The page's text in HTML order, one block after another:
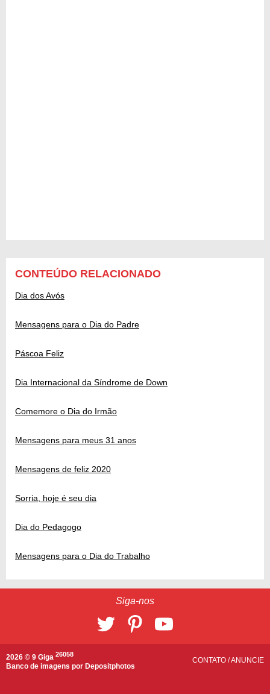
CONTEÚDO RELACIONADO
Dia dos Avós
Mensagens para o Dia do Padre
Páscoa Feliz
Dia Internacional da Síndrome de Down
Comemore o Dia do Irmão
Mensagens para meus 31 anos
Mensagens de feliz 2020
Sorria, hoje é seu dia
Dia do Pedagogo
Mensagens para o Dia do Trabalho
Siga-nos
2026 © 9 Giga 26058
Banco de imagens por Depositphotos
CONTATO /ANUNCIE